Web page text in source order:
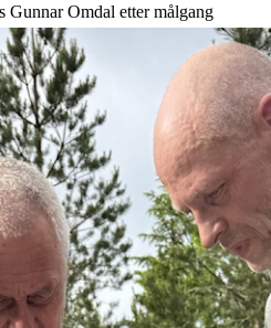
Gunnar Omdal etter målgang